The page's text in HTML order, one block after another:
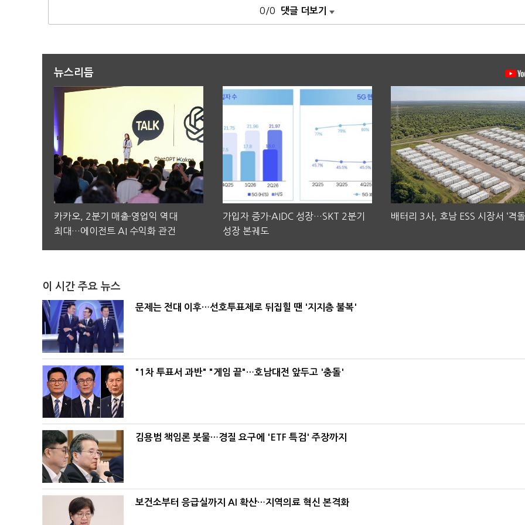
0/0 댓글 더보기
뉴스리듬
카카오, 2분기 매출·영업익 역대
최대…에이전트 AI 수익화 관건
가입자 증가·AIDC 성장…SKT 2분기
성장 본궤도
배터리 3사, 호남 ESS 시장서 ‘격돌
이 시간 주요 뉴스
문제는 전대 이후…선호투표제로 뒤집힐 땐 '지지층 불복'
"1차 투표서 과반" "게임 끝"…호남대전 앞두고 '충돌'
김용범 책임론 봇물…경질 요구에 'ETF 특검' 주장까지
보건소부터 응급실까지 AI 확산…지역의료 혁신 본격화